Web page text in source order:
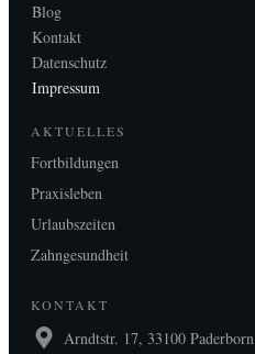
Blog
Kontakt
Datenschutz
Impressum
AKTUELLES
Fortbildungen
Praxisleben
Urlaubszeiten
Zahngesundheit
KONTAKT
Arndtstr. 17, 33100 Paderborn